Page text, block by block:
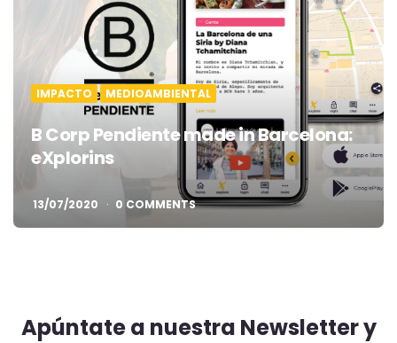
IMPACTO MEDIOAMBIENTAL
B Corp Pendiente made in Barcelona:
eXplorins
13/07/2020 0 COMMENTS
Apúntate a nuestra Newsletter y